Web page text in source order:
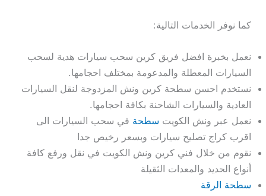
كما نوفر الخدمات التالية:
نعمل بخبرة افضل فريق كرين سحب سيارات هدية لسحب
السيارات المعطلة والمدعومة بمختلف احجامها.
نستخدم احسن سطحة كرين ونش المزدوجة لنقل السيارات
العادية والسيارات الشاحنة بكافة احجامها.
نعمل عبر ونش الكويت سطحة في سحب السيارات الى
اقرب كراج تصليح سيارات وبسعر رخيص جدا
نقوم من خلال فني كرين ونش الكويت في نقل ورفع كافة
أنواع الحديد والمعدات الثقيلة
سطحة الرقة